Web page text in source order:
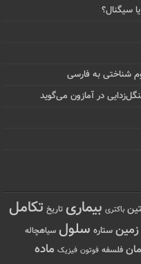
سیگنال؟
شناختی به فارسی
در آمازون می‌گوید
باکتری بیماری تاریخ تکامل
زمین ستاره سلول سیاهچاله
فلسفه فوتون فیزیک ماده